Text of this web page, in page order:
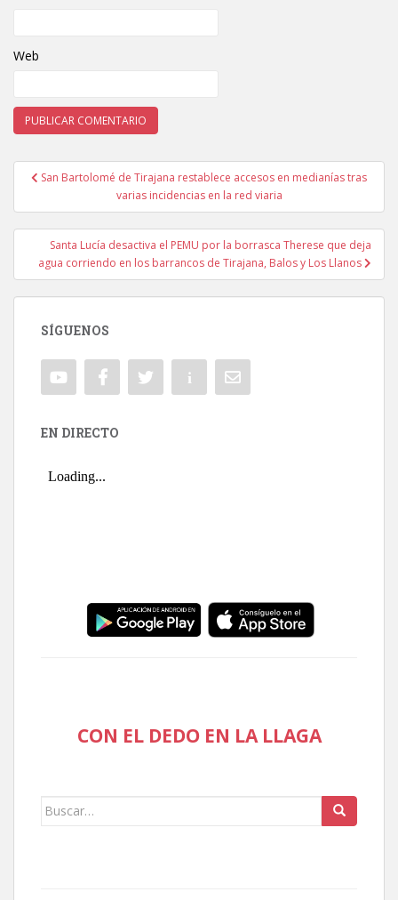
Web
Navegación de entradas
San Bartolomé de Tirajana restablece accesos en medianías tras
varias incidencias en la red viaria
Santa Lucía desactiva el PEMU por la borrasca Therese que deja
agua corriendo en los barrancos de Tirajana, Balos y Los Llanos
SÍGUENOS
EN DIRECTO
CON EL DEDO EN LA LLAGA
Buscar: